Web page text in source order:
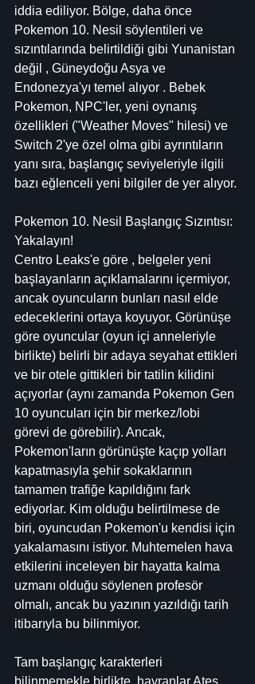
iddia ediliyor. Bölge, daha önce
Pokemon 10. Nesil söylentileri ve
sızıntılarında belirtildiği gibi Yunanistan
değil , Güneydoğu Asya ve
Endonezya'yı temel alıyor . Bebek
Pokemon, NPC'ler, yeni oynanış
özellikleri ("Weather Moves" hilesi) ve
Switch 2'ye özel olma gibi ayrıntıların
yanı sıra, başlangıç ​​seviyeleriyle ilgili
bazı eğlenceli yeni bilgiler de yer alıyor.
Pokemon 10. Nesil Başlangıç ​​Sızıntısı:
Yakalayın!
Centro Leaks'e göre , belgeler yeni
başlayanların açıklamalarını içermiyor,
ancak oyuncuların bunları nasıl elde
edeceklerini ortaya koyuyor. Görünüşe
göre oyuncular (oyun içi anneleriyle
birlikte) belirli bir adaya seyahat ettikleri
ve bir otele gittikleri bir tatilin kilidini
açıyorlar (aynı zamanda Pokemon Gen
10 oyuncuları için bir merkez/lobi
görevi de görebilir). Ancak,
Pokemon'ların görünüşte kaçıp yolları
kapatmasıyla şehir sokaklarının
tamamen trafiğe kapıldığını fark
ediyorlar. Kim olduğu belirtilmese de
biri, oyuncudan Pokemon'u kendisi için
yakalamasını istiyor. Muhtemelen hava
etkilerini inceleyen bir hayatta kalma
uzmanı olduğu söylenen profesör
olmalı, ancak bu yazının yazıldığı tarih
itibarıyla bu bilinmiyor.
Tam başlangıç ​​karakterleri
bilinmemekle birlikte, hayranlar Ateş,